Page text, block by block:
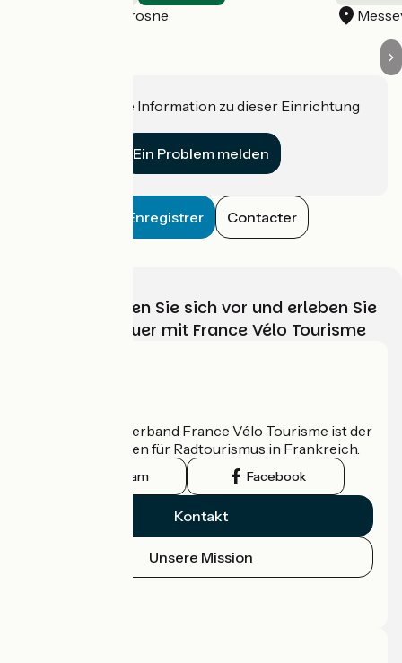
Messey-sur-Grosne
Haben Sie eine Information zu dieser Einrichtung
Ein Problem melden
Enregistrer Contacter
Wählen, bereiten Sie sich vor und erleben Sie
Ihr Radabenteuer mit France Vélo Tourisme
Der nationale Verband France Vélo Tourisme ist der
offizielle Leitfaden für Radtourismus in Frankreich.
Instagram Facebook
Kontakt
Unsere Mission